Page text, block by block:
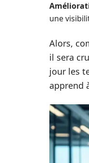
une
Alors,
il sera
jour les
apprend